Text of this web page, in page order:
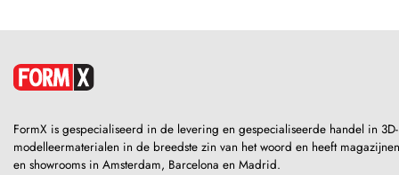
FormX is gespecialiseerd in de levering en gespecialiseerde handel in 3D-
modelleermaterialen in de breedste zin van het woord en heeft magazijnen
en showrooms in Amsterdam, Barcelona en Madrid.